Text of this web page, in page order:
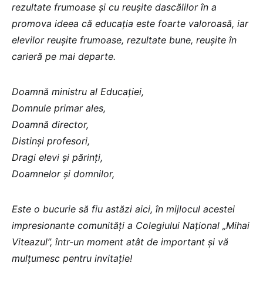
rezultate frumoase și cu reușite dascălilor în a
promova ideea că educația este foarte valoroasă, iar
elevilor reușite frumoase, rezultate bune, reușite în
carieră pe mai departe.
Doamnă ministru al Educației,
Domnule primar ales,
Doamnă director,
Distinși profesori,
Dragi elevi și părinți,
Doamnelor și domnilor,
Este o bucurie să fiu astăzi aici, în mijlocul acestei
impresionante comunități a Colegiului Național „Mihai
Viteazul”, într-un moment atât de important și vă
mulțumesc pentru invitație!